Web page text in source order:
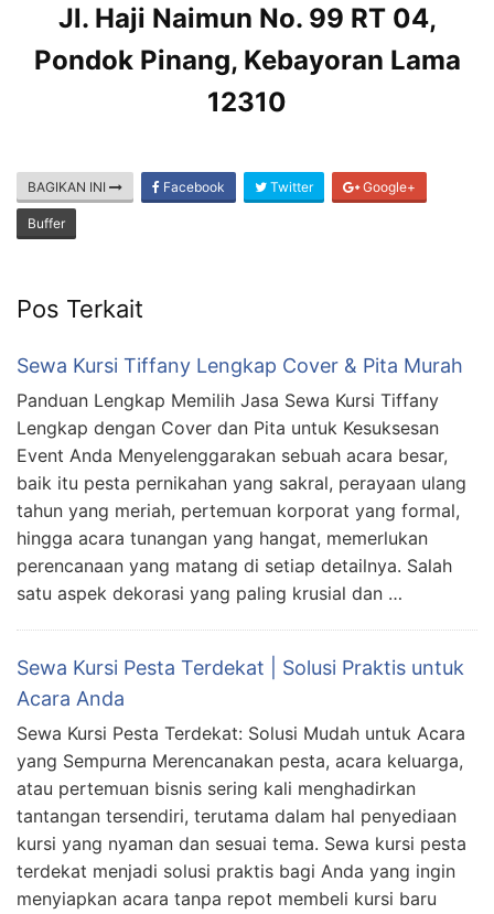
Jl. Haji Naimun No. 99 RT 04,
Pondok Pinang, Kebayoran Lama
12310
BAGIKAN INI Facebook Twitter Google+
Buffer
Pos Terkait
Sewa Kursi Tiffany Lengkap Cover & Pita Murah
Panduan Lengkap Memilih Jasa Sewa Kursi Tiffany
Lengkap dengan Cover dan Pita untuk Kesuksesan
Event Anda Menyelenggarakan sebuah acara besar,
baik itu pesta pernikahan yang sakral, perayaan ulang
tahun yang meriah, pertemuan korporat yang formal,
hingga acara tunangan yang hangat, memerlukan
perencanaan yang matang di setiap detailnya. Salah
satu aspek dekorasi yang paling krusial dan …
Sewa Kursi Pesta Terdekat | Solusi Praktis untuk
Acara Anda
Sewa Kursi Pesta Terdekat: Solusi Mudah untuk Acara
yang Sempurna Merencanakan pesta, acara keluarga,
atau pertemuan bisnis sering kali menghadirkan
tantangan tersendiri, terutama dalam hal penyediaan
kursi yang nyaman dan sesuai tema. Sewa kursi pesta
terdekat menjadi solusi praktis bagi Anda yang ingin
menyiapkan acara tanpa repot membeli kursi baru